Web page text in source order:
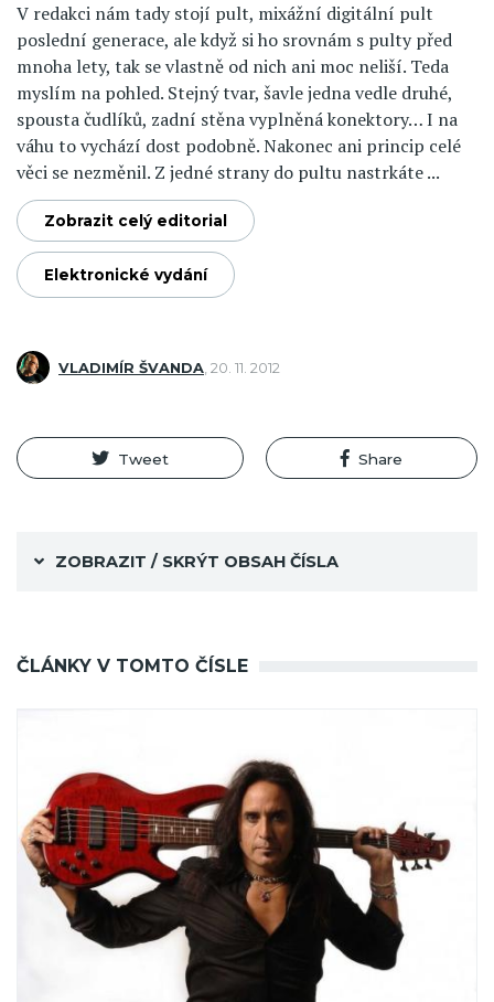
V redakci nám tady stojí pult, mixážní digitální pult
poslední generace, ale když si ho srovnám s pulty před
mnoha lety, tak se vlastně od nich ani moc neliší. Teda
myslím na pohled. Stejný tvar, šavle jedna vedle druhé,
spousta čudlíků, zadní stěna vyplněná konektory… I na
váhu to vychází dost podobně. Nakonec ani princip celé
věci se nezměnil. Z jedné strany do pultu nastrkáte ...
Zobrazit celý editorial
Elektronické vydání
VLADIMÍR ŠVANDA 20. 11. 2012
Tweet Share
ZOBRAZIT / SKRÝT OBSAH ČÍSLA
ČLÁNKY V TOMTO ČÍSLE